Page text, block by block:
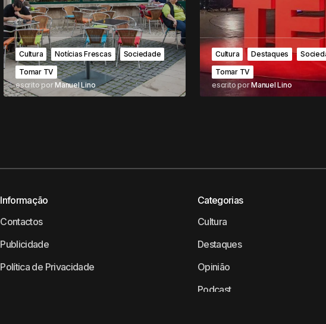
Cultura Notícias Frescas
Sociedade
Tomar TV
escrito por Manuel Lino
Cultura Destaques
Tomar TV
escrito porManuel Lino
Informação
Contactos
Publicidade
Política de Privacidade
Categorias
Cultura
Destaques
Opinião
Podcast